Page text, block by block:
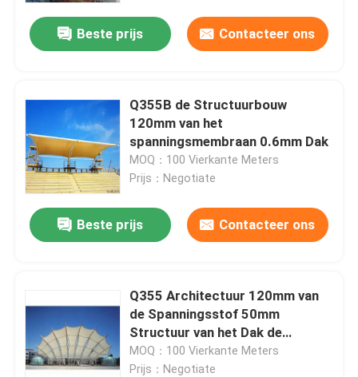
Beste prijs Contacteer ons
Q355B de Structuurbouw
120mm van het
spanningsmembraan 0.6mm Dak
MOQ：100 Vierkante Meters
Prijs：Negotiate
Beste prijs Contacteer ons
Q355 Architectuur 120mm van
de Spanningsstof 50mm
Structuur van het Dak de
Trekmembraan
MOQ：100 Vierkante Meters
Prijs：Negotiate